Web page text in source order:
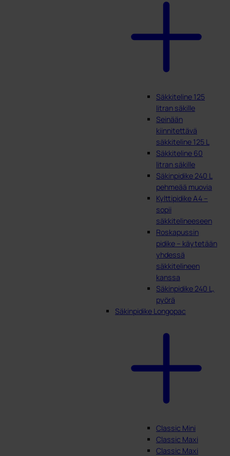
Säkkiteline 125
litran säkille
Seinään
kiinnitettävä
säkkiteline 125 L
Säkkiteline 60
litran säkille
Säkinpidike 240 L
pehmeää muovia
Kylttipidike A4 –
sopii
säkkitelineeseen
Roskapussin
pidike – käytetään
yhdessä
säkkitelineen
kanssa
Säkinpidike 240 L,
pyörä
Säkinpidike Longopac
Classic Mini
Classic Maxi
Classic Maxi